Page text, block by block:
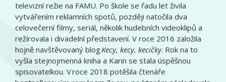
televizní režie na FAMU. Po škole se řadu let živila
vytvářením reklamních spotů, později natočila dva
celovečerní filmy, seriál, několik hudebních videoklipů a
režírovala i divadelní představení. V roce 2016 založila
hojně navštěvovaný blogKecy, kecy, kecičky. Rok na to
vyšla stejnojmenná kniha a Karin se stala úspěšnou
spisovatelkou. V roce 2018 potěšila čtenáře